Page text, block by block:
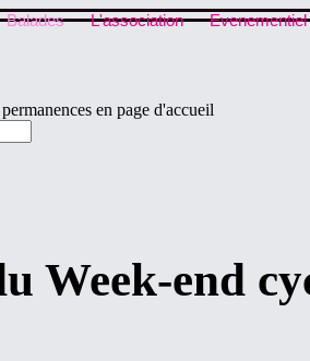
Balades L'association
Evenementiel
en page d'accueil
Week-end